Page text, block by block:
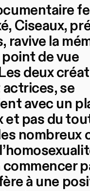
Ciseaux,
ravive la
point de vue
deux
se
avec un
et pas du
nombreux
à une